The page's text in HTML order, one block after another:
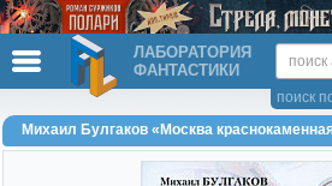
ЛАБОРАТОРИЯ
ФАНТАСТИКИ
поиск
Михаил Булгаков «Москва